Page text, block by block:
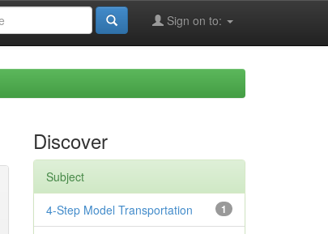
Sign on to:
Discover
Subject
1
4-Step Model Transportation